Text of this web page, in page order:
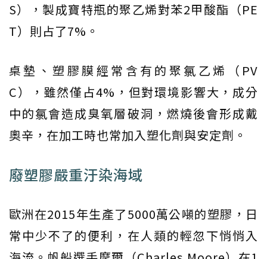
S），製成寶特瓶的聚乙烯對苯2甲酸酯（PE
T）則占了7%。
桌墊、塑膠膜經常含有的聚氯乙烯（PV
C），雖然僅占4%，但對環境影響大，成分
中的氯會造成臭氧層破洞，燃燒後會形成戴
奧辛，在加工時也常加入塑化劑與安定劑。
廢塑膠嚴重汙染海域
歐洲在2015年生產了5000萬公噸的塑膠，日
常中少不了的便利，在人類的輕忽下悄悄入